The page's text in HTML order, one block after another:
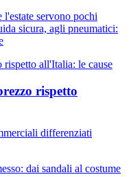
l'estate servono pochi
sicura, agli pneumatici:
rispetto
differenziati